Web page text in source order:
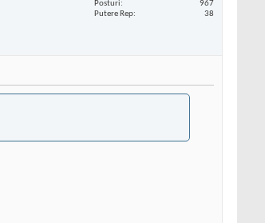
Posturi
967
Putere Rep
38